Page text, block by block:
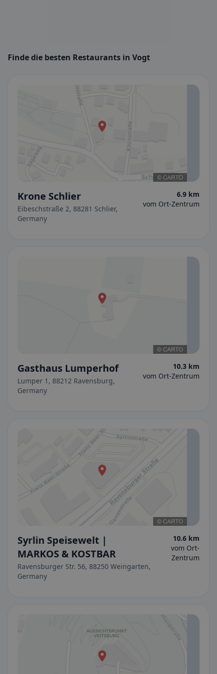
Finde die besten Restaurants in Vogt
Krone Schlier
Eibeschstraße 2, 88281 Schlier,
Germany
6.9 km
vom Ort-Zentrum
Gasthaus Lumperhof
Lumper 1, 88212 Ravensburg,
Germany
10.3 km
vom Ort-Zentrum
Syrlin Speisewelt |
MARKOS & KOSTBAR
Ravensburger Str. 56, 88250 Weingarten,
Germany
10.6 km
vom Ort-
Zentrum